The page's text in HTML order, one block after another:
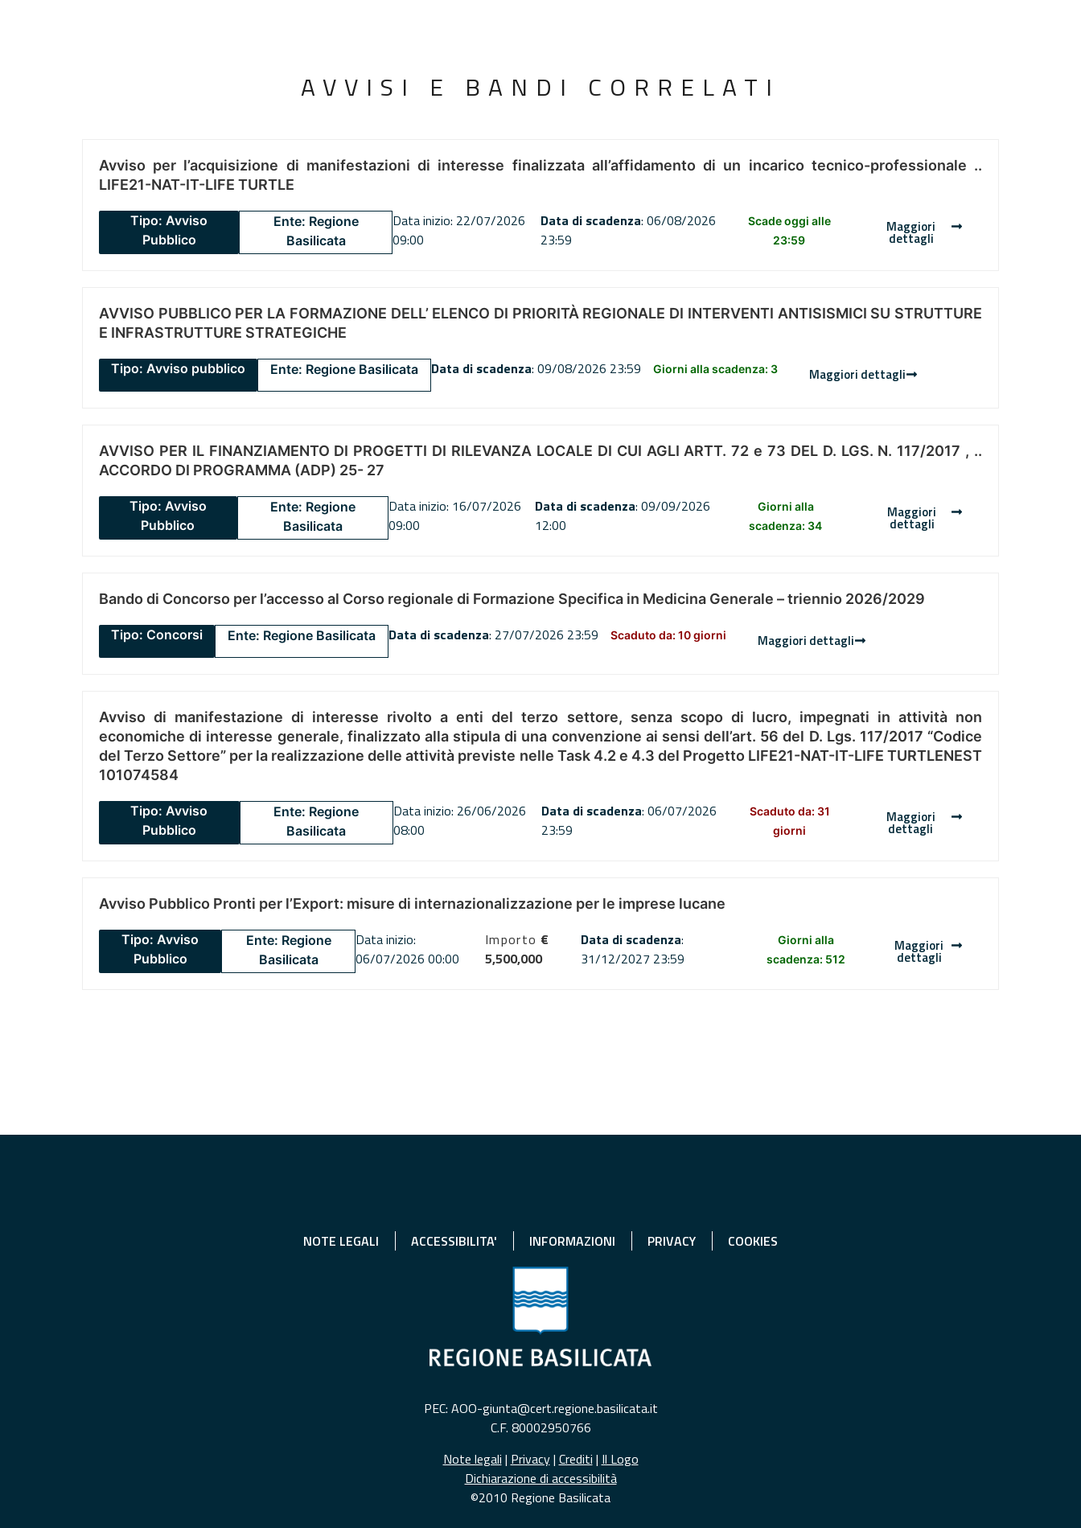
AVVISI E BANDI CORRELATI
Avviso per l’acquisizione di manifestazioni di interesse finalizzata all’affidamento di un incarico tecnico-professionale ..
LIFE21-NAT-IT-LIFE TURTLE
Tipo: Avviso
Pubblico
Ente: Regione
Basilicata
Data inizio: 22/07/2026
09:00
Data di scadenza: 06/08/2026
23:59
Scade oggi alle
23:59
Maggiori
dettagli
AVVISO PUBBLICO PER LA FORMAZIONE DELL’ ELENCO DI PRIORITÀ REGIONALE DI INTERVENTI ANTISISMICI SU STRUTTURE
E INFRASTRUTTURE STRATEGICHE
Tipo: Avviso pubblico Ente: Regione Basilicata Data di scadenza: 09/08/2026 23:59 Giorni alla scadenza: 3 Maggiori dettagli
AVVISO PER IL FINANZIAMENTO DI PROGETTI DI RILEVANZA LOCALE DI CUI AGLI ARTT. 72 e 73 DEL D. LGS. N. 117/2017 , ..
ACCORDO DI PROGRAMMA (ADP) 25- 27
Tipo: Avviso
Pubblico
Ente: Regione
Basilicata
Data inizio: 16/07/2026
09:00
Data di scadenza: 09/09/2026
12:00
Giorni alla
scadenza: 34
Maggiori
dettagli
Bando di Concorso per l’accesso al Corso regionale di Formazione Specifica in Medicina Generale – triennio 2026/2029
Tipo: Concorsi Ente: Regione Basilicata Data di scadenza: 27/07/2026 23:59 Scaduto da: 10 giorni Maggiori dettagli
Avviso di manifestazione di interesse rivolto a enti del terzo settore, senza scopo di lucro, impegnati in attività non
economiche di interesse generale, finalizzato alla stipula di una convenzione ai sensi dell’art. 56 del D. Lgs. 117/2017 “Codice
del Terzo Settore” per la realizzazione delle attività previste nelle Task 4.2 e 4.3 del Progetto LIFE21-NAT-IT-LIFE TURTLENEST
101074584
Tipo: Avviso
Pubblico
Ente: Regione
Basilicata
Data inizio: 26/06/2026
08:00
Data di scadenza: 06/07/2026
23:59
Scaduto da: 31
giorni
Maggiori
dettagli
Avviso Pubblico Pronti per l’Export: misure di internazionalizzazione per le imprese lucane
Tipo: Avviso
Pubblico
Ente: Regione
Basilicata
Data inizio:
06/07/2026 00:00
Importo €
5,500,000
Data di scadenza:
31/12/2027 23:59
Giorni alla
scadenza: 512
Maggiori
dettagli
NOTE LEGALI ACCESSIBILITA' INFORMAZIONI PRIVACY COOKIES
PEC: AOO-giunta@cert.regione.basilicata.it
C.F. 80002950766
Note legali | Privacy| Crediti | Il Logo
Dichiarazione di accessibilità
©2010 Regione Basilicata